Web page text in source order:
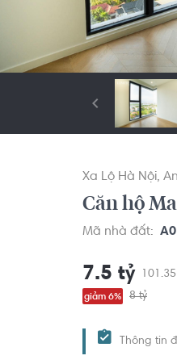
Xa Lộ Hà Nội
Căn hộ
Mã nhà đất:
7.5 tỷ
giảm 6% 8 tỷ
Thông tin